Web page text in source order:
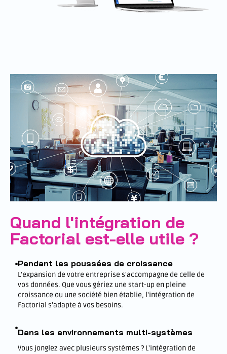
Quand l'intégration de
Factorial est-elle utile ?
Pendant les poussées de croissance
L'expansion de votre entreprise s'accompagne de celle de
vos données. Que vous gériez une start-up en pleine
croissance ou une société bien établie, l'intégration de
Factorial s'adapte à vos besoins.
Dans les environnements multi-systèmes
Vous jonglez avec plusieurs systèmes ? L'intégration de